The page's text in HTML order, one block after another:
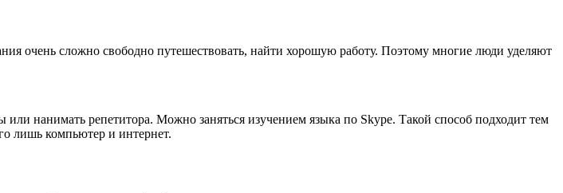
очень сложно свободно путешествовать, найти хорошую работу. Поэтому многие люди уделяют
нанимать репетитора. Можно заняться изучением языка по Skype. Такой способ подходит тем
лишь компьютер и интернет.